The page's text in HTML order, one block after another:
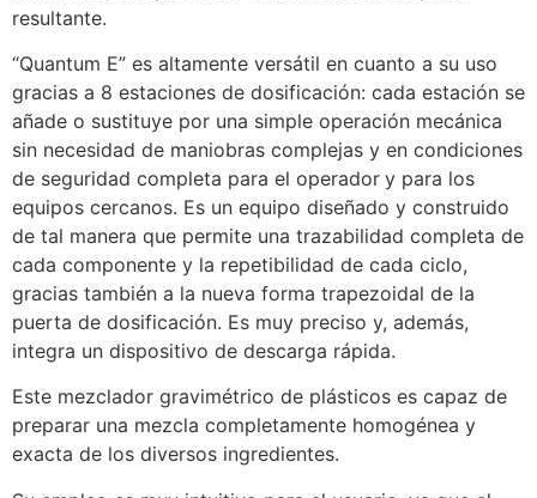
resultante.
“Quantum E” es altamente versátil en cuanto a su uso
gracias a 8 estaciones de dosificación: cada estación se
añade o sustituye por una simple operación mecánica
sin necesidad de maniobras complejas y en condiciones
de seguridad completa para el operador y para los
equipos cercanos. Es un equipo diseñado y construido
de tal manera que permite una trazabilidad completa de
cada componente y la repetibilidad de cada ciclo,
gracias también a la nueva forma trapezoidal de la
puerta de dosificación. Es muy preciso y, además,
integra un dispositivo de descarga rápida.
Este mezclador gravimétrico de plásticos es capaz de
preparar una mezcla completamente homogénea y
exacta de los diversos ingredientes.